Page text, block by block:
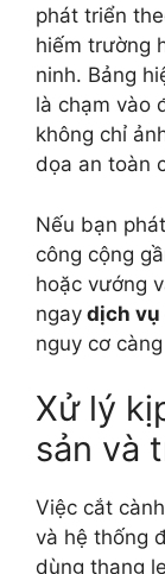
phát triển
hiếm trường
ninh. Bảng
là chạm vào
không chỉ
dọa an toàn
Nếu bạn
công cộng
hoặc vướng
ngay dịch vụ
nguy cơ
Xử lý
sản và
Việc cắt
và hệ thống
dùng thang